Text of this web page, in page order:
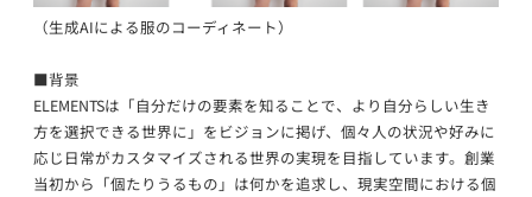
（生成AIによる服のコーディネート）
■背景
ELEMENTSは「⾃分だけの要素を知ることで、より⾃分らしい⽣き
⽅を選択できる世界に」をビジョンに掲げ、個々人の状況や好みに
応じ日常がカスタマイズされる世界の実現を目指しています。創業
当初から「個たりうるもの」は何かを追求し、現実空間における個